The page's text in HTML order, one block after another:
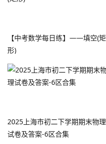
【中考数学每日练】——填空(矩
形)
2025上海市初二下学期期末物理
试卷及答案-6区合集